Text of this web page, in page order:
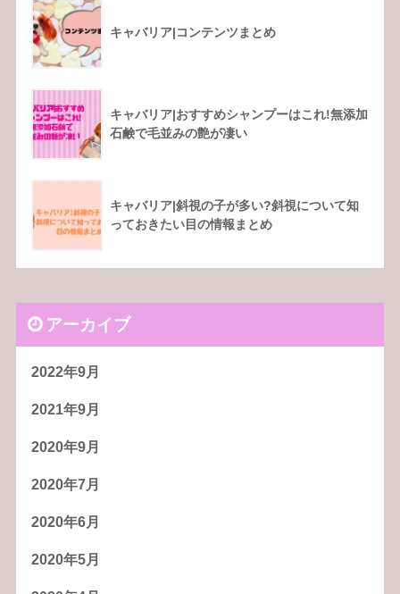
キャバリア|コンテンツまとめ
キャバリア|おすすめシャンプーはこれ!無添加
石鹸で毛並みの艶が凄い
キャバリア|斜視の子が多い?斜視について知
っておきたい目の情報まとめ
アーカイブ
2022年9月
2021年9月
2020年9月
2020年7月
2020年6月
2020年5月